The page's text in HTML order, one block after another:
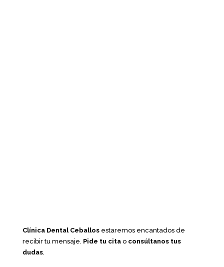
Clínica Dental Ceballosestaremos encantados de
recibir tu mensaje. Pide tu citao consúltanos tus
dudas.